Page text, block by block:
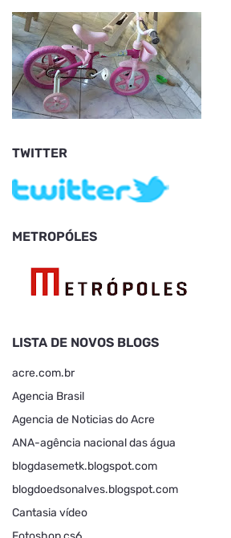
TWITTER
METROPÓLES
LISTA DE NOVOS BLOGS
acre.com.br
Agencia Brasil
Agencia de Noticias do Acre
ANA-agência nacional das água
blogdasemetk.blogspot.com
blogdoedsonalves.blogspot.com
Cantasia vídeo